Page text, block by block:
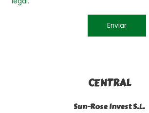
CENTRAL
Sun-Rose Invest S.L.